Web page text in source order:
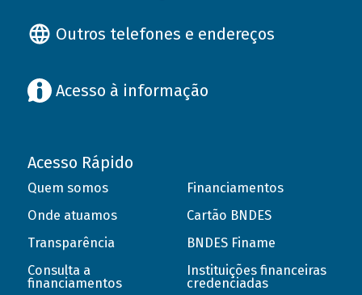
Outros telefones e endereços
Acesso à informação
Acesso Rápido
Quem somos
Onde atuamos
Transparência
Consulta a
financiamentos
Financiamentos
Cartão BNDES
BNDES Finame
Instituições financeiras
credenciadas